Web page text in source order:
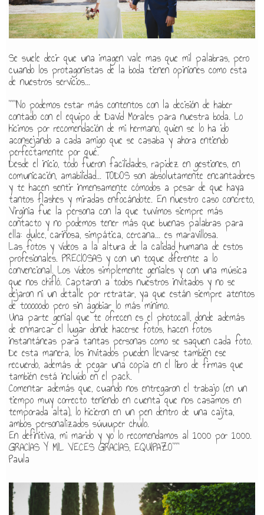
Se suele decir que una imagen vale mas que mil palabras, pero
cuando los protagonistas de la boda tienen opiniones como esta
de nuestros servicios...
"""No podemos estar más contentos con la decisión de haber
contado con el equipo de David Morales para nuestra boda. Lo
hicimos por recomendación de mi hermano, quien se lo ha ido
aconsejando a cada amigo que se casaba y ahora entiendo
perfectamente por qué.
Desde el inicio, todo fueron facilidades, rapidez en gestiones, en
comunicación, amabilidad... TODOS son absolutamente encantadores
y te hacen sentir inmensamente cómodos a pesar de que haya
tantos flashes y miradas enfocándote. En nuestro caso concreto,
Virginia fue la persona con la que tuvimos siempre más
contacto y no podemos tener más que buenas palabras para
ella: dulce, cariñosa, simpática, cercana... es maravillosa.
Las fotos y vídeos a la altura de la calidad humana de estos
profesionales. PRECIOSAS y con un toque diferente a lo
convencional. Los vídeos simplemente geniales y con una música
que nos chifló. Captaron a todos nuestros invitados y no se
dejaron ni un detalle por retratar, ya que están siempre atentos
de tooooodo pero sin agobiar lo más mínimo.
Una parte genial que te ofrecen es el photocall, donde además
de enmarcar el lugar donde hacerse fotos, hacen fotos
instantáneas para tantas personas como se saquen cada foto.
De esta manera, los invitados pueden llevarse también ese
recuerdo, además de pegar una copia en el libro de firmas que
también está incluído en el pack.
Comentar además que, cuando nos entregaron el trabajo (en un
tiempo muy correcto teniendo en cuenta que nos casamos en
temporada alta), lo hicieron en un pen dentro de una cajita,
ambos personalizados súuuper chulo.
En definitiva, mi marido y yo lo recomendamos al 1000 por 1000.
GRACIAS Y MIL VECES GRACIAS, EQUIPAZO"""
Paula